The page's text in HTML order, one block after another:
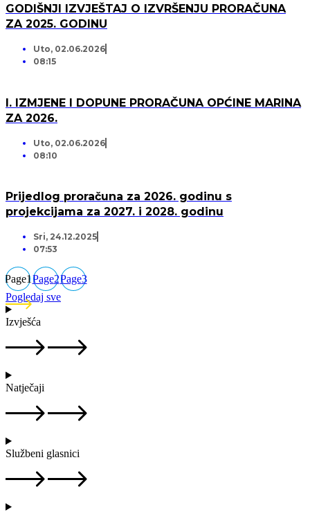
GODIŠNJI IZVJEŠTAJ O IZVRŠENJU PRORAČUNA
ZA 2025. GODINU
Uto, 02.06.2026
08:15
I. IZMJENE I DOPUNE PRORAČUNA OPĆINE MARINA
ZA 2026.
Uto, 02.06.2026
08:10
Prijedlog proračuna za 2026. godinu s
projekcijama za 2027. i 2028. godinu
Sri, 24.12.2025
07:53
Page1Page2Page3
Pogledaj sve
Izvješća
Natječaji
Službeni glasnici